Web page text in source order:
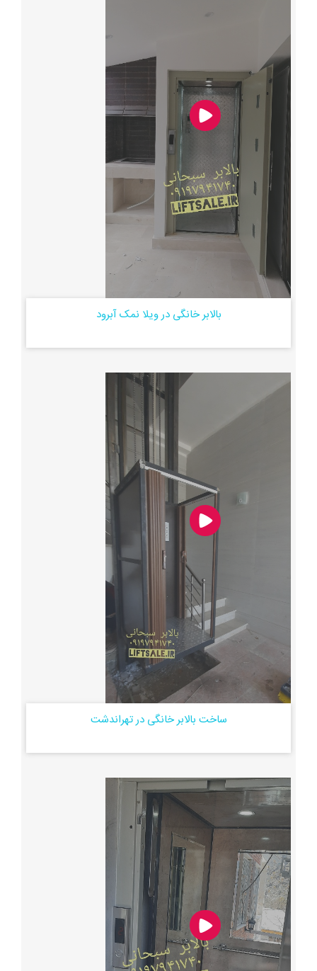
بالابر خانگی در ویلا نمک آبرود
ساخت بالابر خانگی در تهراندشت